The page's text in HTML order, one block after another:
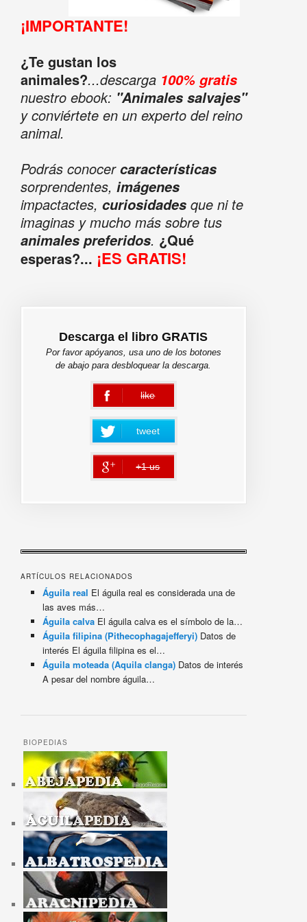
¡IMPORTANTE!
¿Te gustan los
animales?...descarga 100% gratis
nuestro ebook: "Animales salvajes"
y conviértete en un experto del reino
animal.
Podrás conocercaracterísticas
sorprendentes, imágenes
impactactes, curiosidadesque ni te
imaginas y mucho más sobre tus
animales preferidos. ¿Qué
esperas?... ¡ES GRATIS!
Descarga el libro GRATIS
Por favor apóyanos, usa uno de los botones
de abajo para desbloquear la descarga.
like
error
tweet
+1 us
error
ARTÍCULOS RELACIONADOS
Águila real El águila real es considerada una de
las aves más…
Águila calva El águila calva es el símbolo de la…
Águila filipina (Pithecophagajefferyi) Datos de
interés El águila filipina es el…
Águila moteada (Aquila clanga) Datos de interés
A pesar del nombre águila…
BIOPEDIAS